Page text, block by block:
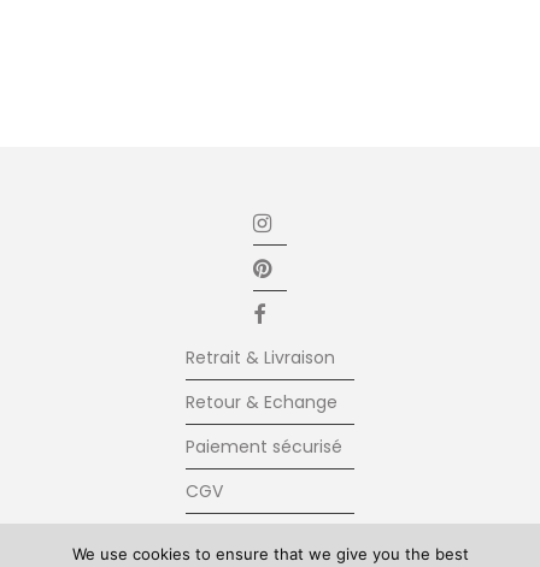
Retrait & Livraison
Retour & Echange
Paiement sécurisé
CGV
We use cookies to ensure that we give you the best